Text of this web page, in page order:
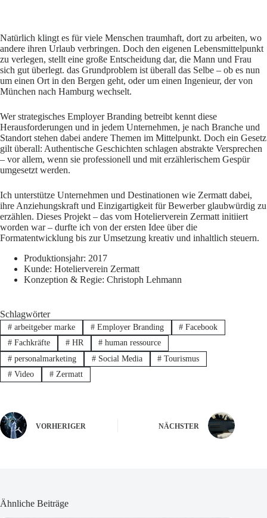
Natürlich klingt es für viele Menschen traumhaft, dort zu arbeiten, wo
andere ihren Urlaub verbringen. Doch den eigenen Lebensmittelpunkt
zu verlegen, stellt eine große Entscheidung dar, die Mann und Frau
sich gut überlegt. das Grundproblem ist überall das Selbe – ob es nun
um einen Ort in den Bergen geht, oder um einen Ingenieur, der von
München nach Hamburg wechselt.
Wer strategisches Employer Branding betreibt kennt diese
Herausforderungen und in jedem Unternehmen, je nach Branche und
Standort stehen dabei andere Themen im Mittelpunkt. Doch ein Gesetz
gilt überall: Authentische Geschichten schlagen abstrakte Versprechen
– vor allem, wenn sie professionell und mit erzählerischem Gespür
umgesetzt werden.
Ich unterstütze Unternehmen und Destinationen wie Zermatt dabei,
ihre Anziehungskraft und Einzigartigkeit für Bewerber glaubwürdig zu
erzählen. Dieses Projekt – das vom Hotelierverein Zermatt initiiert
worden war – durfte ich von der ersten Idee über die
Formatentwicklung bis zur Umsetzung kreativ und inhaltlich steuern.
Produktionsjahr: 2017
Kunde: Hotelierverein Zermatt
Konzeption & Regie: Christoph Lehmann
Schlagwörter
#arbeitgeber marke #Employer Branding # Facebook
#Fachkräfte #HR # human ressource
#personalmarketing #Social Media # Tourismus
#Video #Zermatt
VORHERIGER NÄCHSTER
Ähnliche Beiträge